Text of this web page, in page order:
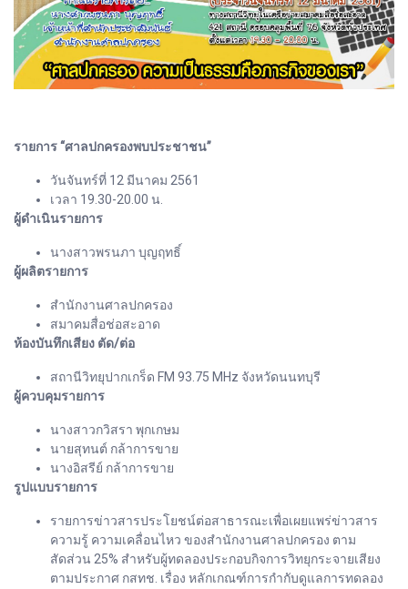
รายการ “ศาลปกครองพบประชาชน”
วันจันทร์ที่ 12 มีนาคม 2561
เวลา 19.30-20.00 น.
ผู้ดำเนินรายการ
นางสาวพรนภา บุญฤทธิ์
ผู้ผลิตรายการ
สำนักงานศาลปกครอง
สมาคมสื่อช่อสะอาด
ห้องบันทึกเสียง ตัด/ต่อ
สถานีวิทยุปากเกร็ด FM 93.75 MHz จังหวัดนนทบุรี
ผู้ควบคุมรายการ
นางสาวกวิสรา พุกเกษม
นายสุทนต์ กล้าการขาย
นางอิสรีย์ กล้าการขาย
รูปแบบรายการ
รายการข่าวสารประโยชน์ต่อสาธารณะเพื่อเผยแพร่ข่าวสาร
ความรู้ ความเคลื่อนไหว ของสำนักงานศาลปกครอง ตาม
สัดส่วน 25% สำหรับผู้ทดลองประกอบกิจการวิทยุกระจายเสียง
ตามประกาศ กสทช. เรื่อง หลักเกณฑ์การกำกับดูแลการทดลอง